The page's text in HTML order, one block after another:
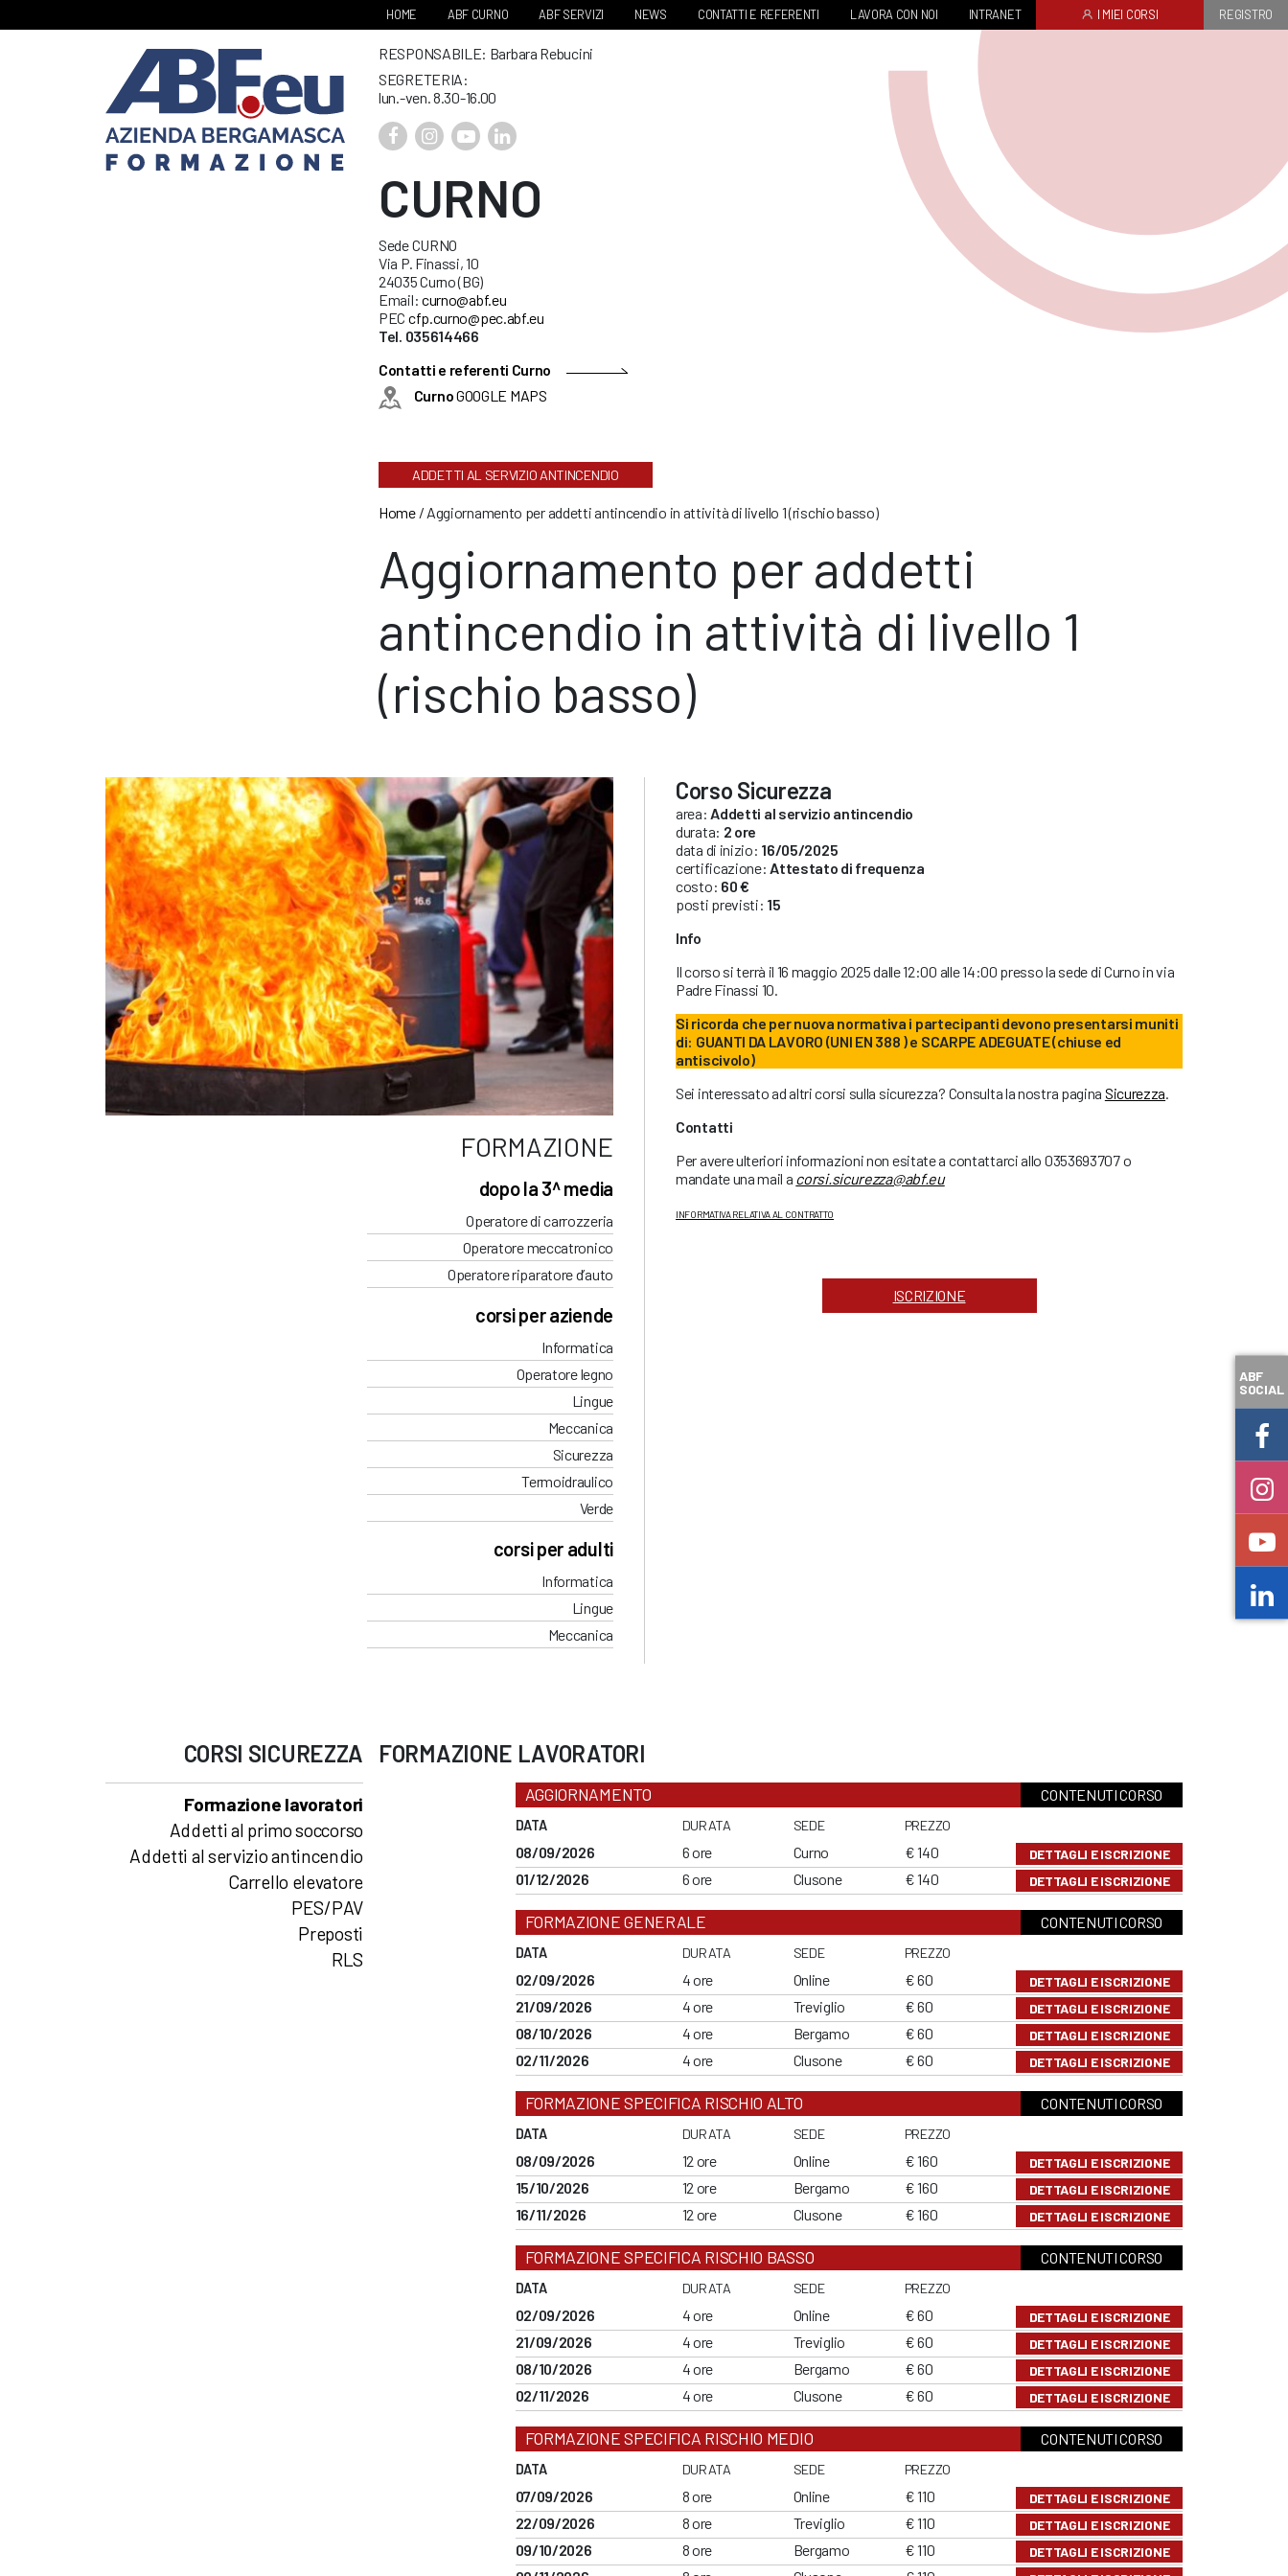
HOME ABF CURNO ABF SERVIZI NEWS CONTATTI E REFERENTI LAVORA CON NOI INTRANET I MIEI CORSI REGISTRO
RESPONSABILE: Barbara Rebucini
SEGRETERIA:
lun.-ven. 8.30-16.00
CURNO
Sede CURNO
Via P. Finassi, 10
24035 Curno (BG)
Email: curno@abf.eu
PEC cfp.curno@pec.abf.eu
Tel. 035614466
Contatti e referenti Curno
CurnoGOOGLE MAPS
ADDETTI AL SERVIZIO ANTINCENDIO
Home/ Aggiornamento per addetti antincendio in attività di livello 1 (rischio basso)
Aggiornamento per addetti
antincendio in attività di livello 1
(rischio basso)
FORMAZIONE
dopo la 3^ media
Operatore di carrozzeria
Operatore meccatronico
Operatore riparatore d’auto
corsi per aziende
Informatica
Operatore legno
Lingue
Meccanica
Sicurezza
Termoidraulico
Verde
corsi per adulti
Informatica
Lingue
Meccanica
Corso Sicurezza
area: Addetti al servizio antincendio
durata: 2 ore
data di inizio: 16/05/2025
certificazione: Attestato di frequenza
costo: 60 €
posti previsti: 15
Info
Il corso si terrà il 16 maggio 2025 dalle 12:00 alle 14:00 presso la sede di Curno in via
Padre Finassi 10.
Si ricorda che per nuova normativa i partecipanti devono presentarsi muniti
di: GUANTI DA LAVORO (UNI EN 388 ) e SCARPE ADEGUATE (chiuse ed
antiscivolo)
Sei interessato ad altri corsi sulla sicurezza? Consulta la nostra pagina Sicurezza
Contatti
Per avere ulteriori informazioni non esitate a contattarci allo 0353693707 o
mandate una mail a corsi.sicurezza@abf.eu
INFORMATIVA RELATIVA AL CONTRATTO
ISCRIZIONE
CORSI SICUREZZA
Addetti al primo soccorso
Addetti al servizio antincendio
Carrello elevatore
Formazione lavoratori
PES/PAV
Preposti
RLS
FORMAZIONE LAVORATORI
AGGIORNAMENTO CONTENUTI CORSO
DATA DURATA SEDE PREZZO
08/09/2026 6 ore Curno € 140 DETTAGLI E ISCRIZIONE
01/12/2026 6 ore Clusone € 140 DETTAGLI E ISCRIZIONE
FORMAZIONE GENERALE CONTENUTI CORSO
DATA DURATA SEDE PREZZO
02/09/2026 4 ore Online € 60 DETTAGLI E ISCRIZIONE
21/09/2026 4 ore Treviglio € 60 DETTAGLI E ISCRIZIONE
08/10/2026 4 ore Bergamo € 60 DETTAGLI E ISCRIZIONE
02/11/2026 4 ore Clusone € 60 DETTAGLI E ISCRIZIONE
FORMAZIONE SPECIFICA RISCHIO ALTO CONTENUTI CORSO
DATA DURATA SEDE PREZZO
08/09/2026 12 ore Online € 160 DETTAGLI E ISCRIZIONE
15/10/2026 12 ore Bergamo € 160 DETTAGLI E ISCRIZIONE
16/11/2026 12 ore Clusone € 160 DETTAGLI E ISCRIZIONE
FORMAZIONE SPECIFICA RISCHIO BASSO CONTENUTI CORSO
DATA DURATA SEDE PREZZO
02/09/2026 4 ore Online € 60 DETTAGLI E ISCRIZIONE
21/09/2026 4 ore Treviglio € 60 DETTAGLI E ISCRIZIONE
08/10/2026 4 ore Bergamo € 60 DETTAGLI E ISCRIZIONE
02/11/2026 4 ore Clusone € 60 DETTAGLI E ISCRIZIONE
FORMAZIONE SPECIFICA RISCHIO MEDIO CONTENUTI CORSO
DATA DURATA SEDE PREZZO
07/09/2026 8 ore Online € 110 DETTAGLI E ISCRIZIONE
22/09/2026 8 ore Treviglio € 110 DETTAGLI E ISCRIZIONE
09/10/2026 8 ore Bergamo € 110 DETTAGLI E ISCRIZIONE
ABF
SOCIAL